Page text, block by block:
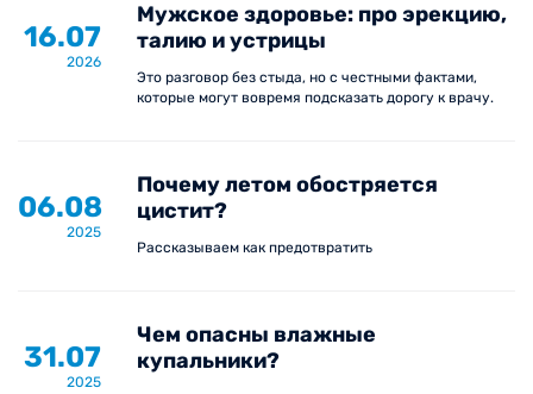
состояние здоровья.
Безопасность процедур:
диагностические и лечебные процедуры
проводятся с соблюдением высоких
обеспечиваем полное сопровождение
пациента на всех этапах — от
диагностики до реабилитации, чтобы
Обращаясь в медицинский центр Вита, вы
можете быть уверены в высоком уровне
медицинского обслуживания и заботе о
16.07
2026
Мужское здоровье: про эрекцию,
талию и устрицы
Это разговор без стыда, но с честными фактами,
которые могут вовремя подсказать дорогу к врачу.
06.08
2025
Почему летом обостряется
цистит?
Рассказываем как предотвратить
31.07
2025
Чем опасны влажные
купальники?